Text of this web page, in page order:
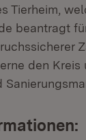
Tierheim,
beantragt
den